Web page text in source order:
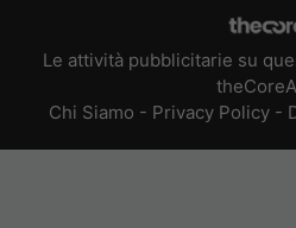
Le attività pubblicitarie su
Chi Siamo - Privacy Policy -